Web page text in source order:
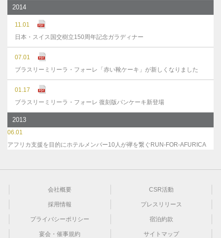
2014
11.01
日本・スイス国交樹立150周年記念ガラディナー
07.01
ブラスリーミリーラ・フォーレ「赤い靴ケーキ」が新しくなりました
01.17
ブラスリーミリーラ・フォーレ 復刻版パンケーキ新登場
2013
06.01
アフリカ支援を目的にホテルメンバー10人が襷を繋ぐRUN-FOR-AFURICA
会社概要 CSR活動
採用情報 プレスリリース
プライバシーポリシー 宿泊約款
宴会・催事規約 サイトマップ